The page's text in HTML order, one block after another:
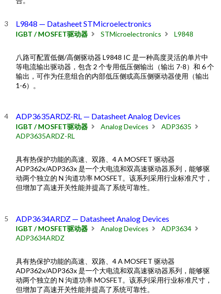
L9848 — Datasheet STMicroelectronics
IGBT / MOSFET驱动器 STMicroelectronics L9848
八路可配置低侧/高侧驱动器 L9848 IC 是一种高度灵活的单片中
等电流输出驱动器，包含 2 个专用低压侧输出（输出 7-8）和 6 个
输出，可作为任意组合的内部低压侧或高压侧驱动器使用（输出
1-6）。
ADP3635ARDZ-RL — Datasheet Analog Devices
IGBT / MOSFET驱动器 Analog Devices
ADP3635
ADP3635ARDZ-RL
具有热保护功能的高速、双路、4 A MOSFET 驱动器
ADP362x/ADP363x 是一个大电流和双高速驱动器系列，能够驱
动两个独立的 N 沟道功率 MOSFET。该系列采用行业标准尺寸，
但增加了高速开关性能并提高了系统可靠性。
ADP3634ARDZ — Datasheet Analog Devices
IGBT / MOSFET驱动器 Analog Devices
ADP3634
ADP3634ARDZ
具有热保护功能的高速、双路、4 A MOSFET 驱动器
ADP362x/ADP363x 是一个大电流和双高速驱动器系列，能够驱
动两个独立的 N 沟道功率 MOSFET。该系列采用行业标准尺寸，
但增加了高速开关性能并提高了系统可靠性。